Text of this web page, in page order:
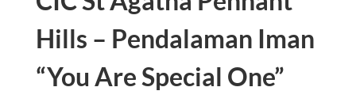
Hills – Pendalaman Iman
“You Are Special One”